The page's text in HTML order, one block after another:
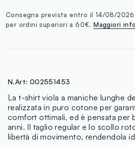
Consegna prevista entro il 14/08/
per ordini superiori a 60€.Maggiori
N.Art: 002551453
La t-shirt viola a maniche lunghe
realizzata in puro cotone per
comfort ottimali, ed è pensata per
anni. Il taglio regular e lo scollo
libertà di movimento, rendendola